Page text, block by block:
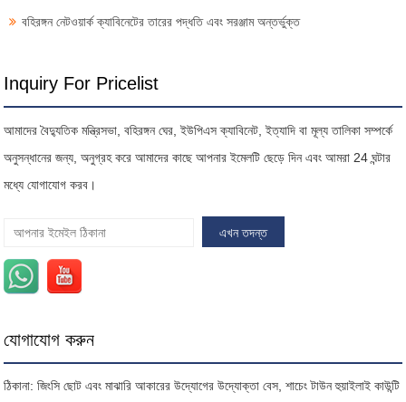
বহিরঙ্গন নেটওয়ার্ক ক্যাবিনেটের তারের পদ্ধতি এবং সরঞ্জাম অন্তর্ভুক্ত
Inquiry For Pricelist
আমাদের বৈদ্যুতিক মন্ত্রিসভা, বহিরঙ্গন ঘের, ইউপিএস ক্যাবিনেট, ইত্যাদি বা মূল্য তালিকা সম্পর্কে
অনুসন্ধানের জন্য, অনুগ্রহ করে আমাদের কাছে আপনার ইমেলটি ছেড়ে দিন এবং আমরা 24 ঘন্টার
মধ্যে যোগাযোগ করব।
যোগাযোগ করুন
ঠিকানা: জিংসি ছোট এবং মাঝারি আকারের উদ্যোগের উদ্যোক্তা বেস, শাচেং টাউন হুয়াইলাই কাউন্টি